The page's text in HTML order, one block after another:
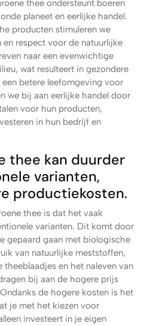
thee ondersteunt boeren
planeet en eerlijke handel.
producten stimuleren we
respect voor de natuurlijke
naar een evenwichtige
wat resulteert in gezondere
betere leefomgeving voor
we bij aan eerlijke handel door
voor hun producten,
in hun bedrijf en
thee kan duurder
varianten,
productiekosten.
thee is dat het vaak
varianten. Dit komt door
gepaard gaan met biologische
van natuurlijke meststoffen,
en het naleven van
bij aan de hogere prijs
de hogere kosten is het
je met het kiezen voor
investeert in je eigen